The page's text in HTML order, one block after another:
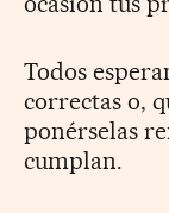
Todos
correctas o,
ponérselas
cumplan.